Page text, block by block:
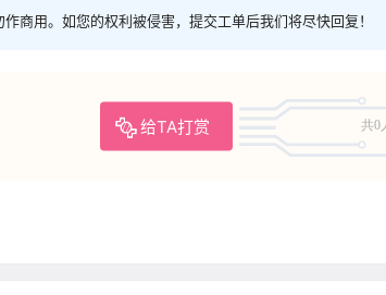
商用。如您的权利被侵害，提交工单后我们将尽快回复！
给TA打赏 共0